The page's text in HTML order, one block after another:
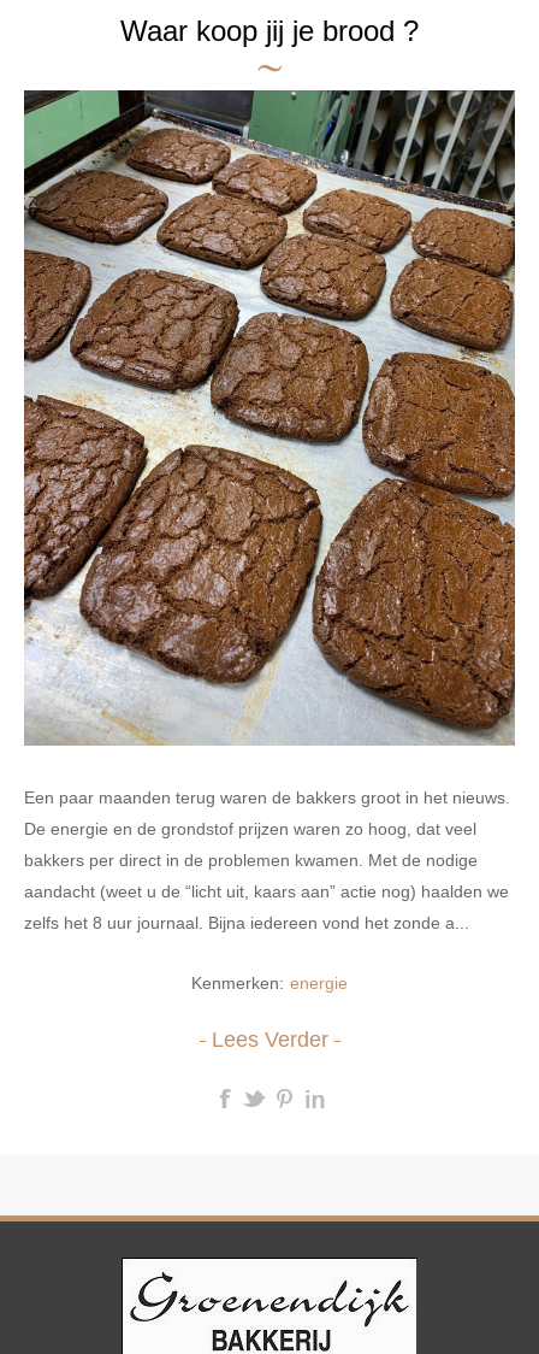
Waar koop jij je brood ?
Een paar maanden terug waren de bakkers groot in het nieuws.
De energie en de grondstof prijzen waren zo hoog, dat veel
bakkers per direct in de problemen kwamen. Met de nodige
aandacht (weet u de “licht uit, kaars aan” actie nog) haalden we
zelfs het 8 uur journaal. Bijna iedereen vond het zonde a...
Kenmerken: energie
Lees Verder